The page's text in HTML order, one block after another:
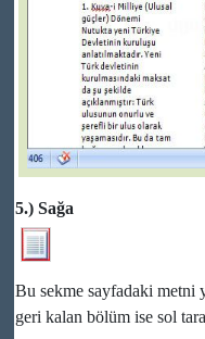
5.) Sağa
Bu sekme sayfadaki metni
geri kalan bölüm ise sol